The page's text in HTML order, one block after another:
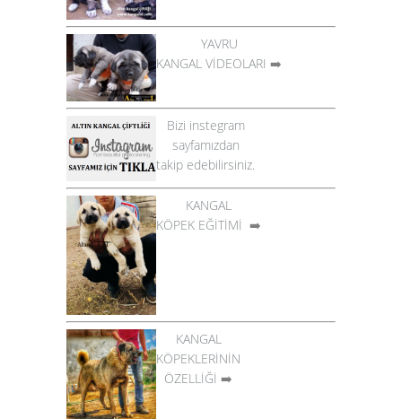
YAVRU
KANGAL VİDEOLARI ➡️
Bizi instegram
sayfamızdan
takip edebilirsiniz.
KANGAL
KÖPEK EĞİTİMİ ➡️
KANGAL
KÖPEKLERİNİN
ÖZELLİĞİ ➡️